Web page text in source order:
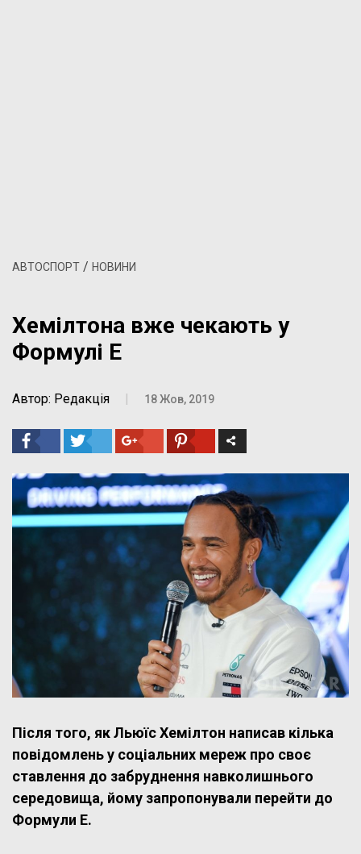
АВТОСПОРТ / НОВИНИ
Хемілтона вже чекають у
Формулі Е
Автор: Редакція 18 Жов, 2019
Після того, як Льюїс Хемілтон написав кілька
повідомлень у соціальних мереж про своє
ставлення до забруднення навколишнього
середовища, йому запропонували перейти до
Формули Е.